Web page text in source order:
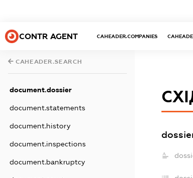
CONTR AGENT CAHEADER.COMPANIES
CAHEADER.SEARCH
document.dossier
document.statements
document.history
document.inspections
document.bankruptcy